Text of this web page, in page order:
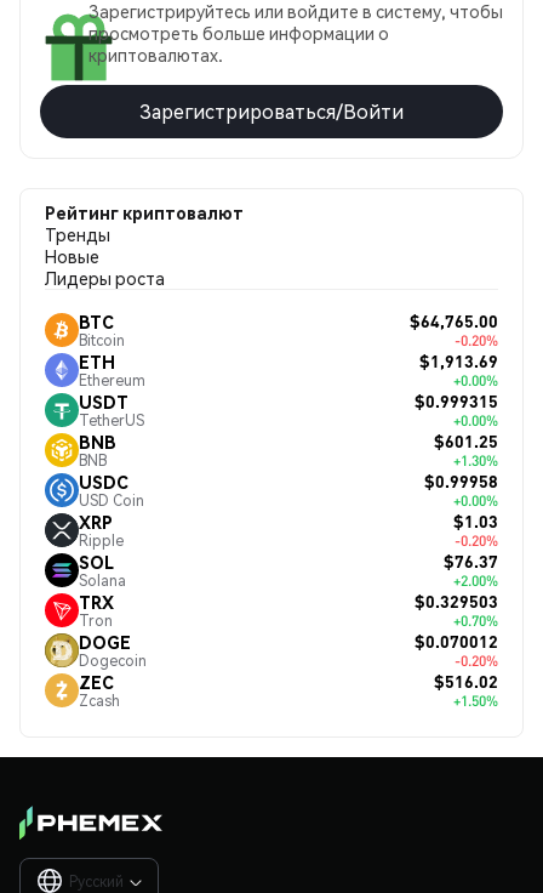
Зарегистрируйтесь или войдите в систему, чтобы
просмотреть больше информации о
криптовалютах.
Зарегистрироваться/Войти
Рейтинг криптовалют
Тренды
Новые
Лидеры роста
BTC
Bitcoin
$64,765.00
-0.20%
ETH
Ethereum
$1,913.69
+0.00%
USDT
TetherUS
$0.999315
+0.00%
BNB
BNB
$601.25
+1.30%
USDC
USD Coin
$0.99958
+0.00%
XRP
Ripple
$1.03
-0.20%
SOL
Solana
$76.37
+2.00%
TRX
Tron
$0.329503
+0.70%
DOGE
Dogecoin
$0.070012
-0.20%
ZEC
Zcash
$516.02
+1.50%
Русский 